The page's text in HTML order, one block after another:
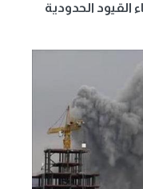
القيود الحدودية